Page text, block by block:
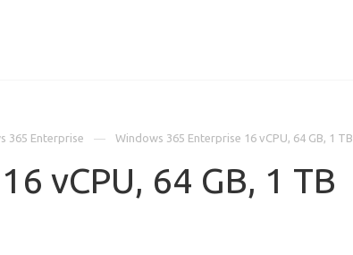
365 Enterprise Windows 365 Enterprise 16 vCPU, 64 GB, 1 TB
vCPU, 64 GB, 1 TB